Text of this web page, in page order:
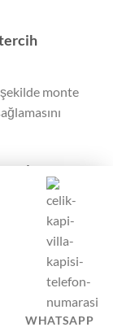
monte
sunuyor
içi tüm çelik
profesyonelce
WHATSAPP